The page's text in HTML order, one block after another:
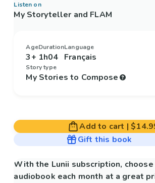
Listen on
My Storyteller and FLAM
Age
3+
Duration
1h04
Language
Français
Story type
My Stories to Compose
Add to cart |
Gift this book
With the Lunii subscription, choose
audiobook each month at a great